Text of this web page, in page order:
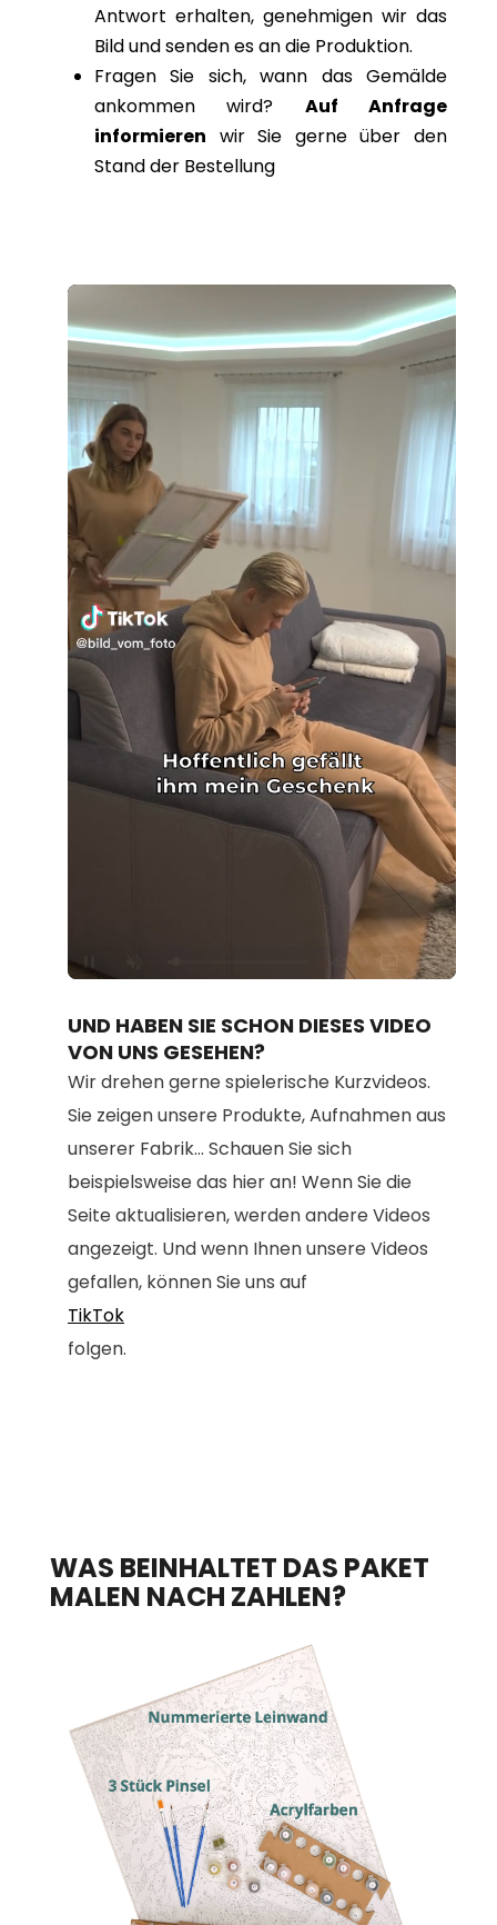
Antwort erhalten, genehmigen wir das
Bild und senden es an die Produktion.
Fragen Sie sich, wann das Gemälde
ankommen wird? Auf Anfrage
informieren wir Sie gerne über den
Stand der Bestellung
100.00%
UND HABEN SIE SCHON DIESES VIDEO
VON UNS GESEHEN?
Wir drehen gerne spielerische Kurzvideos.
Sie zeigen unsere Produkte, Aufnahmen aus
unserer Fabrik... Schauen Sie sich
beispielsweise das hier an! Wenn Sie die
Seite aktualisieren, werden andere Videos
angezeigt. Und wenn Ihnen unsere Videos
gefallen, können Sie uns auf
TikTok
folgen.
WAS BEINHALTET DAS PAKET
MALEN NACH ZAHLEN?